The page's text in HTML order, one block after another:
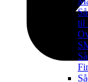
til